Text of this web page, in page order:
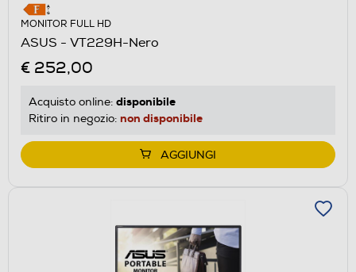
MONITOR FULL HD
ASUS - VT229H-Nero
€ 252,00
Acquisto online: disponibile
Ritiro in negozio: non disponibile
AGGIUNGI